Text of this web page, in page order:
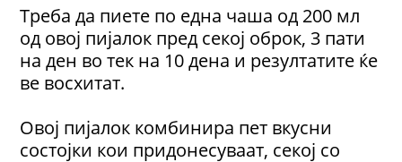
Треба да пиете по една чаша од 200 мл
од овој пијалок пред секој оброк, 3 пати
на ден во тек на 10 дена и резултатите ќе
ве восхитат.
Овој пијалок комбинира пет вкусни
состојки кои придонесуваат, секој со